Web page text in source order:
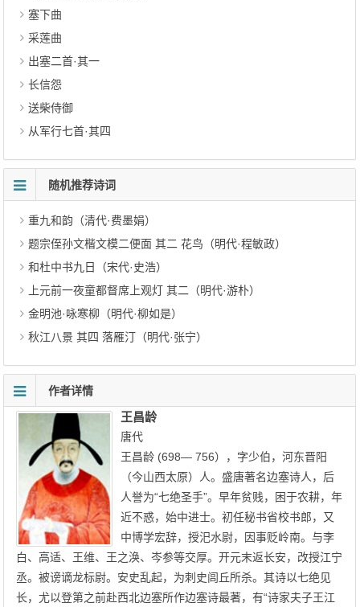
塞下曲
采莲曲
出塞二首·其一
长信怨
送柴侍御
从军行七首·其四
随机推荐诗词
重九和韵（清代·费墨娟）
题宗侄孙文楷文模二便面 其二 花鸟（明代·程敏政）
和杜中书九日（宋代·史浩）
上元前一夜童都督席上观灯 其二（明代·游朴）
金明池·咏寒柳（明代·柳如是）
秋江八景 其四 落雁汀（明代·张宁）
作者详情
王昌龄
唐代
王昌龄 (698— 756），字少伯，河东晋阳
（今山西太原）人。盛唐著名边塞诗人，后
人誉为“七绝圣手”。早年贫贱，困于农耕，年
近不惑，始中进士。初任秘书省校书郎，又
中博学宏辞，授汜水尉，因事贬岭南。与李
白、高适、王维、王之涣、岑参等交厚。开元末返长安，改授江宁
丞。被谤谪龙标尉。安史乱起，为刺史闾丘所杀。其诗以七绝见
长，尤以登第之前赴西北边塞所作边塞诗最著，有“诗家夫子王江